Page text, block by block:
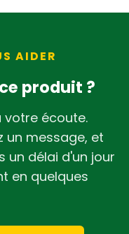
les unités
Mini
AIDER
produit ?
votre écoute.
un message, et
un délai d'un jour
en quelques